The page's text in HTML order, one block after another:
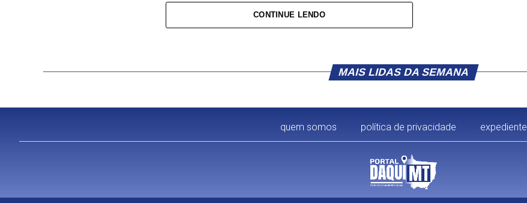
Urbano e Habitação.
celulares, documentos, projetos relacionados à área de engenharia e outros materiais que
permanente coordenada pelo Ministério Público do Estado de Mato Grosso (MPMT) e
integrada pela Polícia Civil, Polícia Militar, Polícia Penal e pelo Sistema Socioeducativo.
COMENTE ABAIXO:
CONTINUE LENDO
MAIS LIDAS DA SEMANA
quem somos política de privacidade expediente